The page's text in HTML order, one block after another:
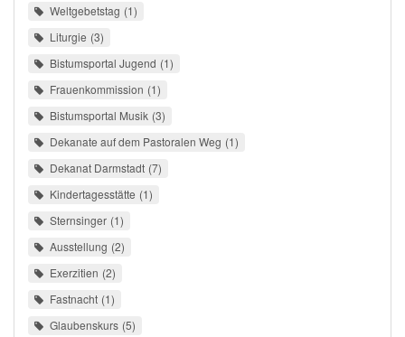
Weltgebetstag 1
Liturgie 3
Bistumsportal Jugend 1
Frauenkommission 1
Bistumsportal Musik 3
Dekanate auf dem Pastoralen Weg 1
Dekanat Darmstadt 7
Kindertagesstätte 1
Sternsinger 1
Ausstellung 2
Exerzitien 2
Fastnacht 1
Glaubenskurs 5